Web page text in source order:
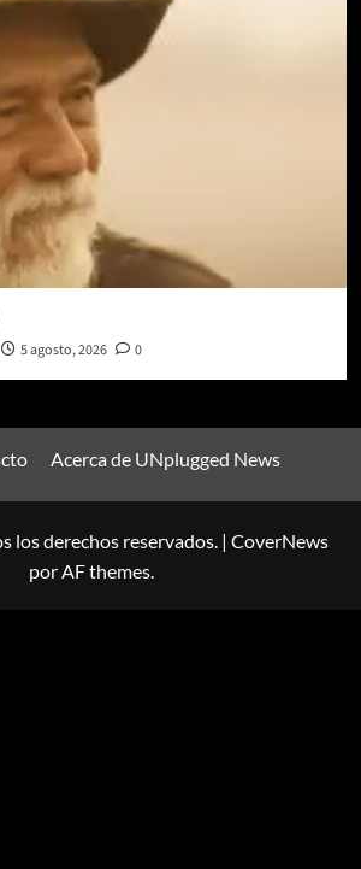
5 agosto, 2026 0
Acerca de UNplugged News
los derechos reservados. | CoverNews
por AF themes.